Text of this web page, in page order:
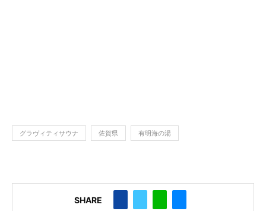
グラヴィティサウナ 佐賀県 有明海の湯
SHARE